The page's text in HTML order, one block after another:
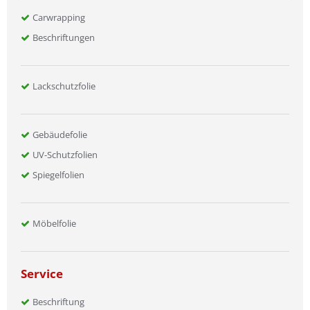
Carwrapping
Beschriftungen
Lackschutzfolie
Gebäudefolie
UV-Schutzfolien
Spiegelfolien
Möbelfolie
Service
Beschriftung